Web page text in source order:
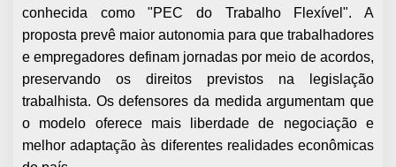
conhecida como "PEC do Trabalho Flexível". A
proposta prevê maior autonomia para que trabalhadores
e empregadores definam jornadas por meio de acordos,
preservando os direitos previstos na legislação
trabalhista. Os defensores da medida argumentam que
o modelo oferece mais liberdade de negociação e
melhor adaptação às diferentes realidades econômicas